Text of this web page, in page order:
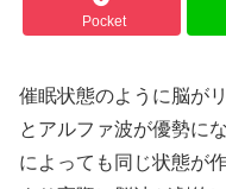
Pocket
催眠状態のように脳が
とアルファ波が優勢に
によっても同じ状態が